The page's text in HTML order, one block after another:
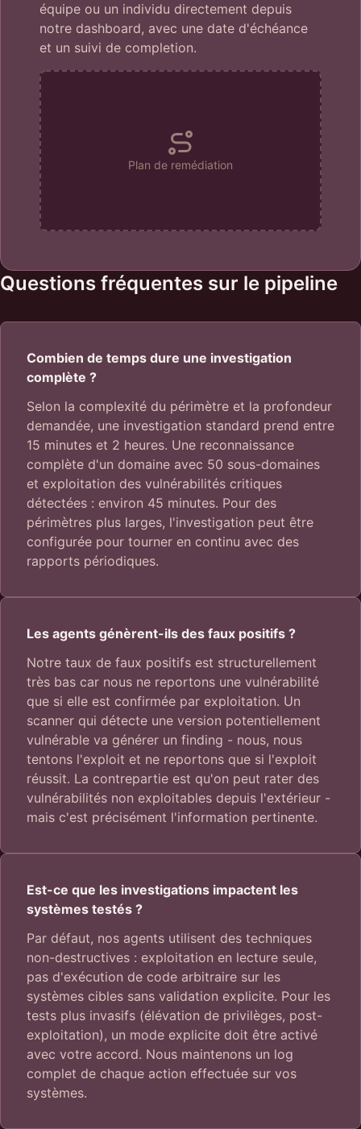
équipe ou un individu directement depuis
notre dashboard, avec une date d'échéance
et un suivi de completion.
Plan de remédiation
Questions fréquentes sur le pipeline
Combien de temps dure une investigation
complète ?
Selon la complexité du périmètre et la profondeur
demandée, une investigation standard prend entre
15 minutes et 2 heures. Une reconnaissance
complète d'un domaine avec 50 sous-domaines
et exploitation des vulnérabilités critiques
détectées : environ 45 minutes. Pour des
périmètres plus larges, l'investigation peut être
configurée pour tourner en continu avec des
rapports périodiques.
Les agents génèrent-ils des faux positifs ?
Notre taux de faux positifs est structurellement
très bas car nous ne reportons une vulnérabilité
que si elle est confirmée par exploitation. Un
scanner qui détecte une version potentiellement
vulnérable va générer un finding - nous, nous
tentons l'exploit et ne reportons que si l'exploit
réussit. La contrepartie est qu'on peut rater des
vulnérabilités non exploitables depuis l'extérieur -
mais c'est précisément l'information pertinente.
Est-ce que les investigations impactent les
systèmes testés ?
Par défaut, nos agents utilisent des techniques
non-destructives : exploitation en lecture seule,
pas d'exécution de code arbitraire sur les
systèmes cibles sans validation explicite. Pour les
tests plus invasifs (élévation de privilèges, post-
exploitation), un mode explicite doit être activé
avec votre accord. Nous maintenons un log
complet de chaque action effectuée sur vos
systèmes.